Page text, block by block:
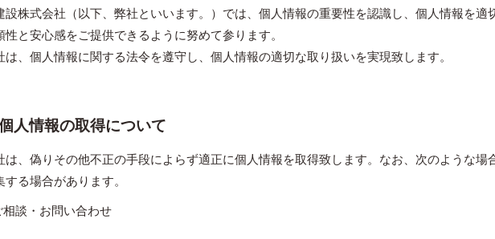
設株式会社（以下、弊社といいます。）では、個人情報の重要性を認識し、個人情報を適
性と安心感をご提供できるように努めて参ります。
は、個人情報に関する法令を遵守し、個人情報の適切な取り扱いを実現致します。
人情報の取得について
は、偽りその他不正の手段によらず適正に個人情報を取得致します。なお、次のような場
する場合があります。
相談・お問い合わせ